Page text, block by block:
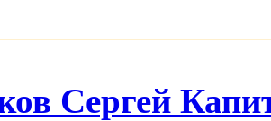
Сергей